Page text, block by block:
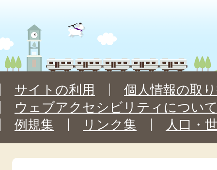
サイトの利用
個人情報の取
ウェブアクセシビリティについ
例規集
リンク集 人口・